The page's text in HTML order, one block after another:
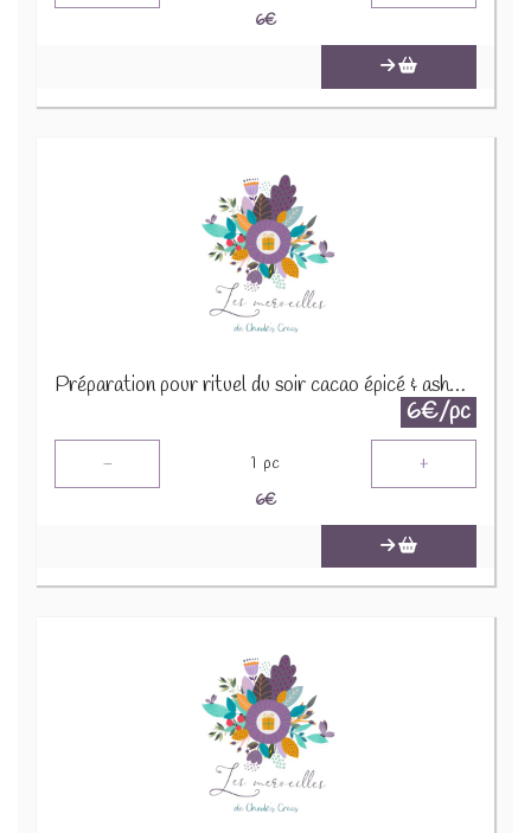
6€
Préparation pour rituel du soir cacao épicé & ashwaganda 30g
6€/pc
- 1 pc +
6€